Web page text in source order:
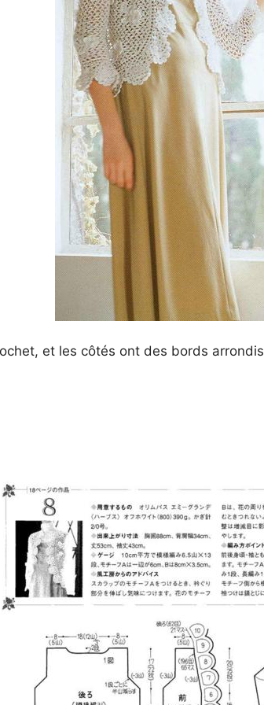
et les côtés ont des bords arrondis